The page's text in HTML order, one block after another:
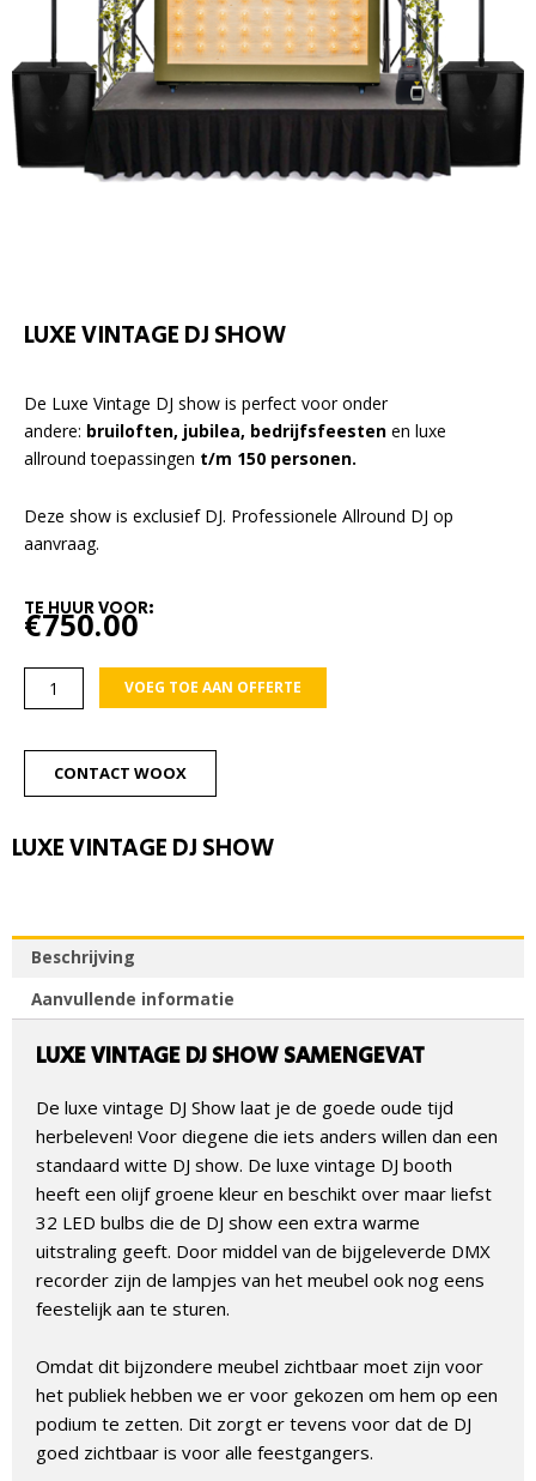
LUXE VINTAGE DJ SHOW
De Luxe Vintage DJ show is perfect voor onder
andere: bruiloften, jubilea, bedrijfsfeesten en luxe
allround toepassingen t/m 150 personen.
Deze show is exclusief DJ. Professionele Allround DJ op
aanvraag.
TE HUUR VOOR:
€750.00
Luxe
Vintage
show
aantal
VOEG TOE AAN OFFERTE
CONTACT WOOX
LUXE VINTAGE DJ SHOW
Beschrijving
Aanvullende informatie
LUXE VINTAGE DJ SHOW SAMENGEVAT
De luxe vintage DJ Show laat je de goede oude tijd
herbeleven! Voor diegene die iets anders willen dan een
standaard witte DJ show. De luxe vintage DJ booth
heeft een olijf groene kleur en beschikt over maar liefst
32 LED bulbs die de DJ show een extra warme
uitstraling geeft. Door middel van de bijgeleverde DMX
recorder zijn de lampjes van het meubel ook nog eens
feestelijk aan te sturen.
Omdat dit bijzondere meubel zichtbaar moet zijn voor
het publiek hebben we er voor gekozen om hem op een
podium te zetten. Dit zorgt er tevens voor dat de DJ
goed zichtbaar is voor alle feestgangers.